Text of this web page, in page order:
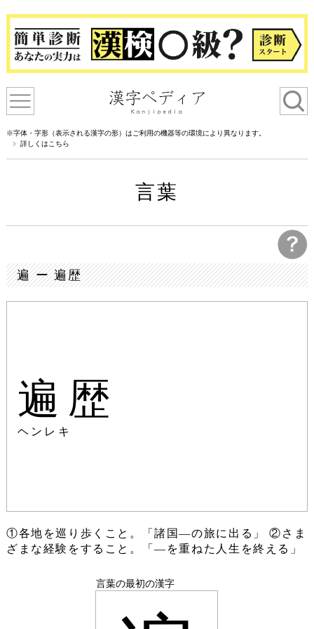
※字体・字形（表示される漢字の形）はご利用の機器等の環境により異なります。
詳しくはこちら
言葉
遍 ー 遍歴
遍歴
ヘンレキ
①各地を巡り歩くこと。「諸国―の旅に出る」 ②さま
ざまな経験をすること。「―を重ねた人生を終える」
言葉の最初の漢字